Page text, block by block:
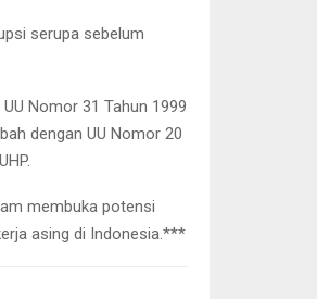
serupa sebelum
Nomor 31 Tahun 1999
dengan UU Nomor 20
membuka potensi
asing di Indonesia.***